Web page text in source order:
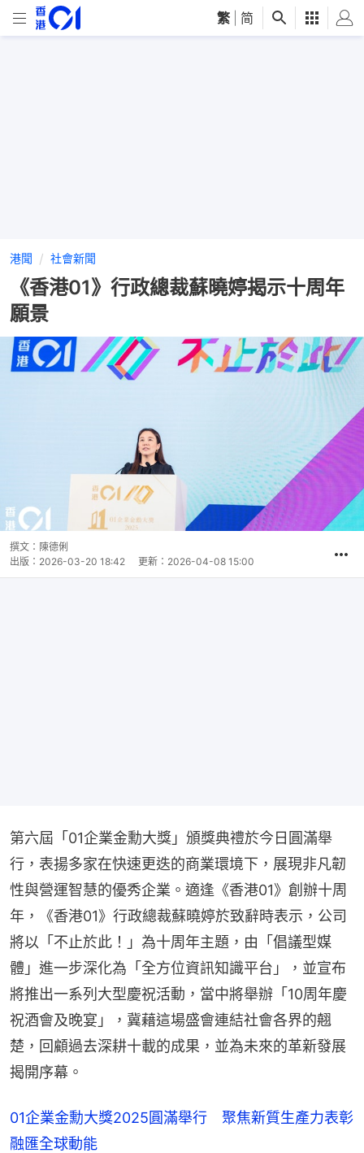
繁 简
港聞 社會新聞
《香港01》行政總裁蘇曉婷揭示十周年
願景
撰文： 陳德俐
出版： 2026-03-20 18:42 更新： 2026-04-08 15:00
第六屆「01企業金勳大獎」頒獎典禮於今日圓滿舉
行，表揚多家在快速更迭的商業環境下，展現非凡韌
性與營運智慧的優秀企業。適逢《香港01》創辦十周
年，《香港01》行政總裁蘇曉婷於致辭時表示，公司
將以「不止於此！」為十周年主題，由「倡議型媒
體」進一步深化為「全方位資訊知識平台」，並宣布
將推出一系列大型慶祝活動，當中將舉辦「10周年慶
祝酒會及晚宴」，冀藉這場盛會連結社會各界的翹
楚，回顧過去深耕十載的成果，並為未來的革新發展
揭開序幕。
01企業金勳大獎2025圓滿舉行 聚焦新質生產力表彰
融匯全球動能